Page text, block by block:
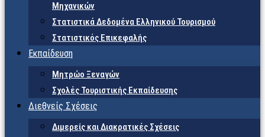
Μηχανικών
Στατιστικά Δεδομένα Ελληνικού Τουρισμού
Στατιστικός Επικεφαλής
Εκπαίδευση
Μητρώο Ξεναγών
Σχολές Τουριστικής Εκπαίδευσης
Διεθνείς Σχέσεις
Διμερείς και Διακρατικές Σχέσεις